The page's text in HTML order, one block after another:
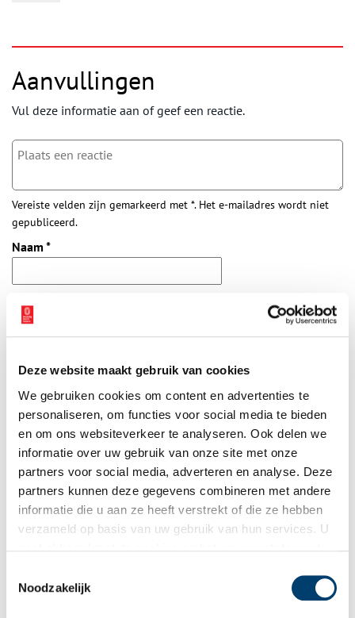
Deze website maakt gebruik van cookies
We gebruiken cookies om content en advertenties te
personaliseren, om functies voor social media te bieden
en om ons websiteverkeer te analyseren. Ook delen we
informatie over uw gebruik van onze site met onze
partners voor social media, adverteren en analyse. Deze
partners kunnen deze gegevens combineren met andere
informatie die u aan ze heeft verstrekt of die ze hebben
verzameld op basis van uw gebruik van hun services. U
Noodzakelijk
Aanvullingen
Vul deze informatie aan of geef een reactie.
Vereiste velden zijn gemarkeerd met *. Het e-mailadres wordt niet
gepubliceerd.
Naam *
E-mail
Vink dit aan als u op de hoogte gehouden wil worden.
Bekijk meer video's